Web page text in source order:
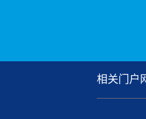
相关门户